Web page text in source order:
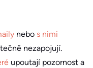
nebo s nimi
nezapojují.
upoutají pozornost a